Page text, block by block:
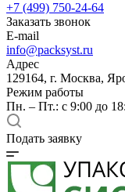
+7 (499) 750-24-64
Заказать звонок
E-mail
info@packsyst.ru
Адрес
129164, г. Москва,
Режим работы
Пн. – Пт.: с 9:00 до
Подать заявку